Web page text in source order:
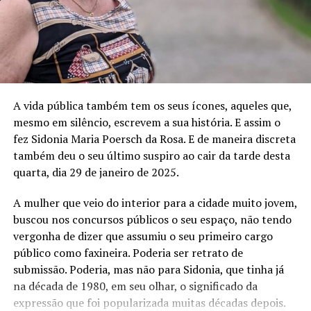
garantidos o direito de serem protagonistas de sua
história, sujeitos e não objetos do espírito e da ação do
colonialismo de ninguém”.
Ao contrário daqueles que olharam apenas para os
resultados imediatos do Sínodo, julgados insatisfatórios
em relação aos pedidos de muitos dos participantes,
Hummes sempre olhou além da assembleia no Vaticano.
Não ao Sínodo, mas ao processo que o Sínodo abriria na
Amazônia e no mundo.
Nos últimos tempos, especialmente desde 2020, ano de
sua nomeação como presidente da recém-criada
Conferência Eclesial da Amazônia, insistia de fato na
“aplicação” das indicações do Sínodo. “O Sínodo é o
ponto alto que ilumina os caminhos. Porém continua
agora, todo o processo continuará também na aplicação
pós-sinodal, no território e em todos os lugares onde
exista uma conexão”, disse sempre aos meios de
verdades e afirmativas desconhecidas por muitos.
“Escrever um livro é compartilhar a trajetória da minha
vida e resgatar tantas coisas vividas e sonhadas. É
privilégio. Fiquei muito feliz. As pessoas têm o direito de
O livro está disponível com o autor, em seu escritório de
advocacia em Salvador do Sul, sendo fácil leitura e
instigante ação, afinal, cada qual tem uma história a
contar, e um livro por escrever.
Fotos: Cesar Führ/Photoarte
A vida pública também tem os seus ícones, aqueles que,
mesmo em silêncio, escrevem a sua história. E assim o
fez Sidonia Maria Poersch da Rosa. E de maneira discreta
também deu o seu último suspiro ao cair da tarde desta
quarta, dia 29 de janeiro de 2025.
A mulher que veio do interior para a cidade muito jovem,
buscou nos concursos públicos o seu espaço, não tendo
vergonha de dizer que assumiu o seu primeiro cargo
público como faxineira. Poderia ser retrato de
submissão. Poderia, mas não para Sidonia, que tinha já
na década de 1980, em seu olhar, o significado da
expressão que foi popularizada muitas décadas depois.